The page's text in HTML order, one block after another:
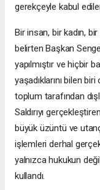
gerekçeyle kabul
Bir insan, bir kadın,
belirten Başkan
yapılmıştır ve hiçbir
yaşadıklarını bilen
toplum tarafından
Saldırıyı
büyük üzüntü ve
işlemleri derhal
yalnızca hukukun
kullandı.